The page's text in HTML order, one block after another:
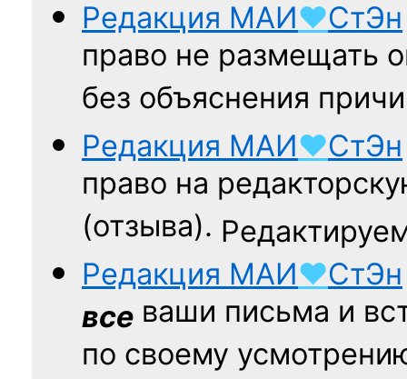
Редакция МАИ♥СтЭн
право не размещать
без объяснения
Редакция МАИ♥СтЭн
право на
(отзыва).
Редакция МАИ♥СтЭн
все ваши письма и
по своему